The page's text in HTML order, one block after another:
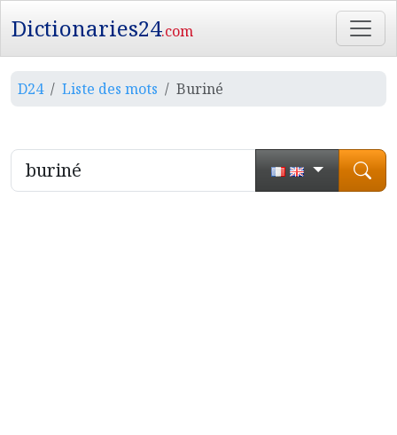
Dictionaries24.com
D24 Liste des mots Buriné